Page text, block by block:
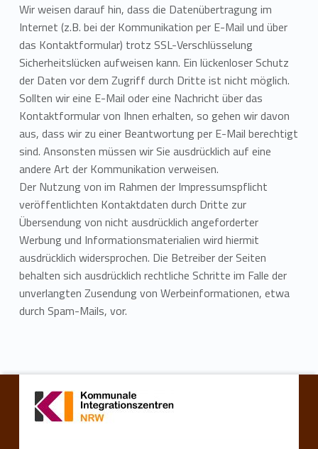
Wir weisen darauf hin, dass die Datenübertragung im
Internet (z.B. bei der Kommunikation per E-Mail und über
das Kontaktformular) trotz SSL-Verschlüsselung
Sicherheitslücken aufweisen kann. Ein lückenloser Schutz
der Daten vor dem Zugriff durch Dritte ist nicht möglich.
Sollten wir eine E-Mail oder eine Nachricht über das
Kontaktformular von Ihnen erhalten, so gehen wir davon
aus, dass wir zu einer Beantwortung per E-Mail berechtigt
sind. Ansonsten müssen wir Sie ausdrücklich auf eine
andere Art der Kommunikation verweisen.
Der Nutzung von im Rahmen der Impressumspflicht
veröffentlichten Kontaktdaten durch Dritte zur
Übersendung von nicht ausdrücklich angeforderter
Werbung und Informationsmaterialien wird hiermit
ausdrücklich widersprochen. Die Betreiber der Seiten
behalten sich ausdrücklich rechtliche Schritte im Falle der
unverlangten Zusendung von Werbeinformationen, etwa
durch Spam-Mails, vor.
Zurück zur Hauptnavigation springen